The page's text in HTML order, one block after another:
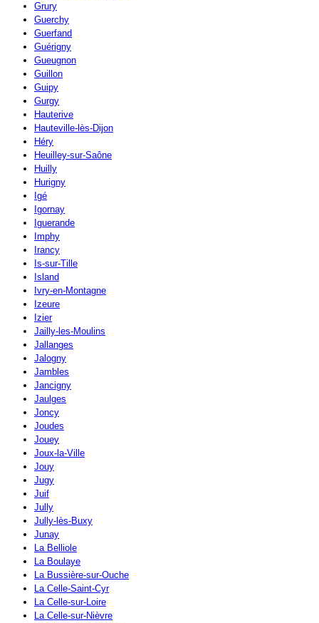
Grury
Guerchy
Guerfand
Guérigny
Gueugnon
Guillon
Guipy
Gurgy
Hauterive
Hauteville-lès-Dijon
Héry
Heuilley-sur-Saône
Huilly
Hurigny
Igé
Igornay
Iguerande
Imphy
Irancy
Is-sur-Tille
Island
Ivry-en-Montagne
Izeure
Izier
Jailly-les-Moulins
Jallanges
Jalogny
Jambles
Jancigny
Jaulges
Joncy
Joudes
Jouey
Joux-la-Ville
Jouy
Jugy
Juif
Jully
Jully-lès-Buxy
Junay
La Belliole
La Boulaye
La Bussière-sur-Ouche
La Celle-Saint-Cyr
La Celle-sur-Loire
La Celle-sur-Nièvre